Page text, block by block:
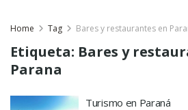
Home Tag Bares y restaurantes en
Etiqueta: Bares y
Parana
Turismo en Paraná